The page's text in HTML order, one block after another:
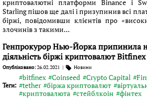
криптовалютні платформи Binance і
Starling пішов ще далі і призупинив всі
біржі, повідомивши клієнтів про
злочинів з такими...
Генпрокурор Нью-Йорка припинила
діяльність біржі криптовалют
Опубліковано:26.02.2021 | Новини
Теги:
#bitfinex #Coinseed #Crypto Capital
#tether #біржа криптовалют
#криптовалюта #стейблкоін #фінтех